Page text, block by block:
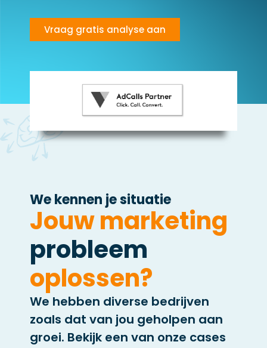
Vraag gratis analyse aan
We kennen je situatie
Jouw marketing
probleem
oplossen?
We hebben diverse bedrijven
zoals dat van jou geholpen aan
groei. Bekijk een van onze cases